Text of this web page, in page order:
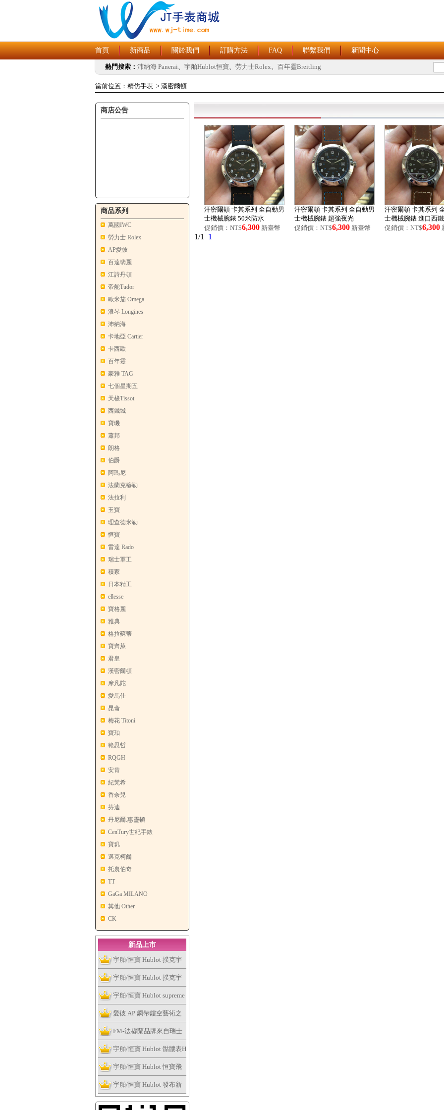
首頁 新商品 關於我們 訂購方法 FAQ 聯繫我們 新聞中心
熱門搜索： 沛納海 Panerai、 宇舶Hublot恒寶、 劳力士Rolex、 百年靈Breitling
當前位置： 精仿手表 > 漢密爾頓
商店公告
商品系列
萬國IWC
勞力士 Rolex
AP愛彼
百達翡麗
江詩丹頓
帝舵Tudor
歐米茄 Omega
浪琴 Longines
沛納海
卡地亞 Cartier
卡西歐
百年靈
豪雅 TAG
七個星期五
天梭Tissot
西鐵城
寶璣
蕭邦
朗格
伯爵
阿瑪尼
法蘭克穆勒
法拉利
玉寶
理查德米勒
恒寶
雷達 Rado
瑞士軍工
積家
日本精工
ellesse
寶格麗
雅典
格拉蘇蒂
寶齊萊
君皇
漢密爾頓
摩凡陀
愛馬仕
昆侖
梅花 Titoni
寶珀
範思哲
RQGH
安肯
紀梵希
香奈兒
芬迪
丹尼爾.惠靈頓
CenTury世紀手錶
寶玑
邁克柯爾
托裏伯奇
TT
GaGa MILANO
其他 Other
CK
新品上市
宇舶/恒寶 Hublot 撲克宇
舶表全新個性撲克系列腕
表捉緊浮華的趣味
宇舶/恒寶 Hublot 撲克宇
舶表全新個性撲克系列腕
表捉緊浮華的趣味
宇舶/恒寶 Hublot supreme
讓這個夏天大膽露出妳的
手表
愛彼 AP 鋼帶鏤空藝術之
作，全新皇家橡樹系列雙
擺輪鏤空腕表
FM-法穆蘭品牌來自瑞士
日內瓦
宇舶/恒寶 Hublot 骷髏表H
ublot Skull Bang系列
宇舶/恒寶 Hublot 恒寶飛
輪腕表、經典融合最新陀
飛輪腕表
宇舶/恒寶 Hublot 發布新
版Big Bang法拉利腕表
汗密爾頓 卡其系列 全自動男
士機械腕錶 50米防水
促銷價：NT$6,300 新臺幣
汗密爾頓 卡其系列 全自動男
士機械腕錶 超強夜光
促銷價：NT$6,300 新臺幣
汗密爾頓 卡其系列
士機械腕錶 進口西
A機芯
促銷價：NT$6,300
1/1 1